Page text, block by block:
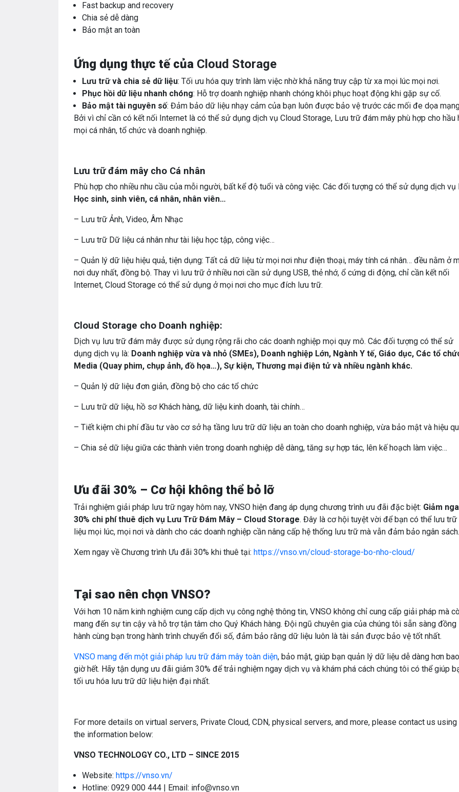
Fast backup and recovery
Chia sẻ dễ dàng
Bảo mật an toàn
Ứng dụng thực tế của Cloud Storage
Lưu trữ và chia sẻ dữ liệu: Tối ưu hóa quy trình làm việc nhờ khả năng truy cập từ xa mọi lúc mọi nơi.
Phục hồi dữ liệu nhanh chóng: Hỗ trợ doanh nghiệp nhanh chóng khôi phục hoạt động khi gặp sự cố.
Bảo mật tài nguyên số: Đảm bảo dữ liệu nhạy cảm của bạn luôn được bảo vệ trước các mối đe dọa
Bởi vì chỉ cần có kết nối Internet là có thể sử dụng dịch vụ Cloud Storage, Lưu trữ đám mây phù hợp cho hầu
mọi cá nhân, tổ chức và doanh nghiệp.
Lưu trữ đám mây cho Cá nhân
Phù hợp cho nhiều nhu cầu của mỗi người, bất kể độ tuổi và công việc. Các đối tượng có thể sử dụng dịch vụ
Học sinh, sinh viên, cá nhân, nhân viên…
– Lưu trữ Ảnh, Video, Âm Nhạc
– Lưu trữ Dữ liệu cá nhân như tài liệu học tập, công việc…
– Quản lý dữ liệu hiệu quả, tiện dụng: Tất cả dữ liệu từ mọi nơi như điện thoại, máy tính cá nhân… đều nằm ở
nơi duy nhất, đồng bộ. Thay vì lưu trữ ở nhiều nơi cần sử dụng USB, thẻ nhớ, ổ cứng di động, chỉ cần kết nối
Internet, Cloud Storage có thể sử dụng ở mọi nơi cho mục đích lưu trữ.
Cloud Storage cho Doanh nghiệp:
Dịch vụ lưu trữ đám mây được sử dụng rộng rãi cho các doanh nghiệp mọi quy mô. Các đối tượng có thể sử
dụng dịch vụ là: Doanh nghiệp vừa và nhỏ (SMEs), Doanh nghiệp Lớn, Ngành Y tế, Giáo dục, Các tổ
Media (Quay phim, chụp ảnh, đồ họa…), Sự kiện, Thương mại điện tử và nhiều ngành khác.
– Quản lý dữ liệu đơn giản, đồng bộ cho các tổ chức
– Lưu trữ dữ liệu, hồ sơ Khách hàng, dữ liệu kinh doanh, tài chính…
– Tiết kiệm chi phí đầu tư vào cơ sở hạ tầng lưu trữ dữ liệu an toàn cho doanh nghiệp, vừa bảo mật và hiệu
– Chia sẻ dữ liệu giữa các thành viên trong doanh nghiệp dễ dàng, tăng sự hợp tác, lên kế hoạch làm việc…
Ưu đãi 30% – Cơ hội không thể bỏ lỡ
Trải nghiệm giải pháp lưu trữ ngay hôm nay, VNSO hiện đang áp dụng chương trình ưu đãi đặc biệt: Giảm
30% chi phí thuê dịch vụ Lưu Trữ Đám Mây – Cloud Storage. Đây là cơ hội tuyệt vời để bạn có thể lưu
liệu mọi lúc, mọi nơi và dành cho các doanh nghiệp cần nâng cấp hệ thống lưu trữ mà vẫn đảm bảo ngân sách.
Xem ngay về Chương trình Ưu đãi 30% khi thuê tại: https://vnso.vn/cloud-storage-bo-nho-cloud/
Tại sao nên chọn VNSO?
Với hơn 10 năm kinh nghiệm cung cấp dịch vụ công nghệ thông tin, VNSO không chỉ cung cấp giải pháp mà
mang đến sự tin cậy và hỗ trợ tận tâm cho Quý Khách hàng. Đội ngũ chuyên gia của chúng tôi sẵn sàng đồng
hành cùng bạn trong hành trình chuyển đổi số, đảm bảo rằng dữ liệu luôn là tài sản được bảo vệ tốt nhất.
VNSO mang đến một giải pháp lưu trữ đám mây toàn diện, bảo mật, giúp bạn quản lý dữ liệu dễ dàng hơn bao
giờ hết. Hãy tận dụng ưu đãi giảm 30% để trải nghiệm ngay dịch vụ và khám phá cách chúng tôi có thể giúp
tối ưu hóa lưu trữ dữ liệu hiện đại nhất.
For more details on virtual servers, Private Cloud, CDN, physical servers, and more, please contact us using
the information below:
VNSO TECHNOLOGY CO., LTD – SINCE 2015
Website: https://vnso.vn/
Hotline: 0929 000 444 | Email: info@vnso.vn